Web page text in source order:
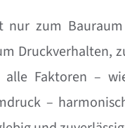
nur zum
Druckverhalten,
Faktoren –
–